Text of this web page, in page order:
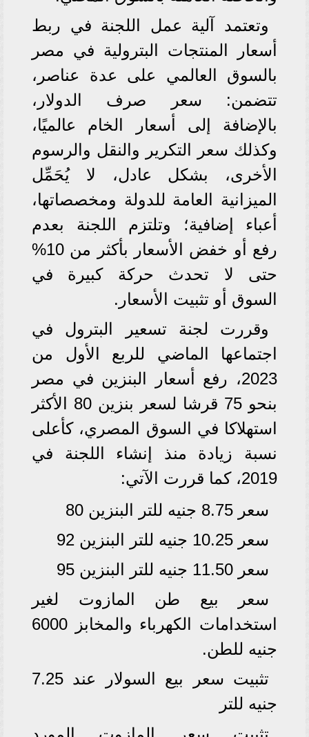
وتعتمد آلية عمل اللجنة في ربط
أسعار المنتجات البترولية في مصر
بالسوق العالمي على عدة عناصر،
تتضمن: سعر صرف الدولار،
بالإضافة إلى أسعار الخام عالميًا،
وكذلك سعر التكرير والنقل والرسوم
الأخرى، بشكل عادل، لا يُحَمِّل
الميزانية العامة للدولة ومخصصاتها،
أعباء إضافية؛ وتلتزم اللجنة بعدم
رفع أو خفض الأسعار بأكثر من 10%
حتى لا تحدث حركة كبيرة في
السوق أو تثبيت الأسعار.
وقررت لجنة تسعير البترول في
اجتماعها الماضي للربع الأول من
2023، رفع أسعار البنزين في مصر
بنحو 75 قرشا لسعر بنزين 80 الأكثر
استهلاكا في السوق المصري، كأعلى
نسبة زيادة منذ إنشاء اللجنة في
2019، كما قررت الآتي:
سعر 8.75 جنيه للتر البنزين 80
سعر 10.25 جنيه للتر البنزين 92
سعر 11.50 جنيه للتر البنزين 95
سعر بيع طن المازوت لغير
استخدامات الكهرباء والمخابز 6000
جنيه للطن.
تثبيت سعر بيع السولار عند 7.25
جنيه للتر